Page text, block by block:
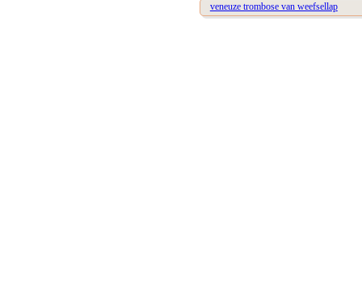
veneuze trombose van weefsellap